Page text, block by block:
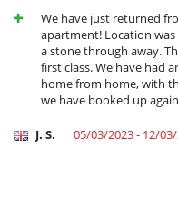
We have just returned
apartment! Location was
a stone through away.
first class. We have had
home from home, with
we have booked up
J. S. 05/03/2023 - 12/